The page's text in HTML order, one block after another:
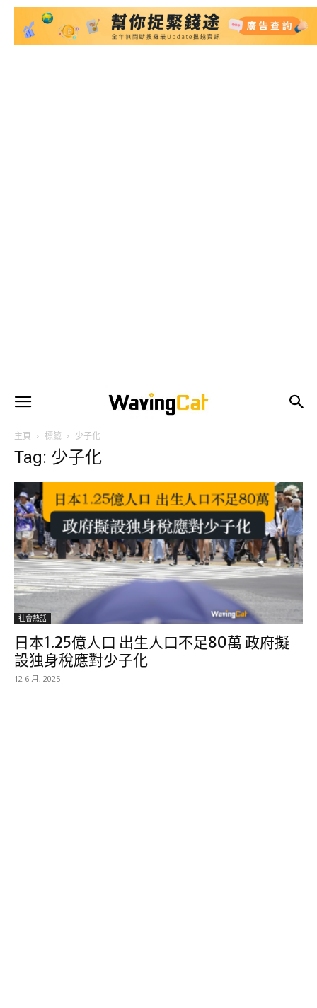
主頁 標籤 少子化
Tag: 少子化
社會熱話
日本1.25億人口 出生人口不足80萬 政府擬
設独身稅應對少子化
12 6 月, 2025